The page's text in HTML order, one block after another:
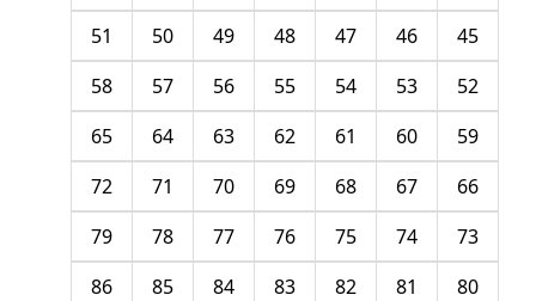
45
46
47
48
49
50
51
52
53
54
55
56
57
58
59
60
61
62
63
64
65
66
67
68
69
70
71
72
73
74
75
76
77
78
79
80
81
82
83
84
85
86